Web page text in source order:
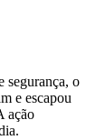
segurança, o
e escapou
ação